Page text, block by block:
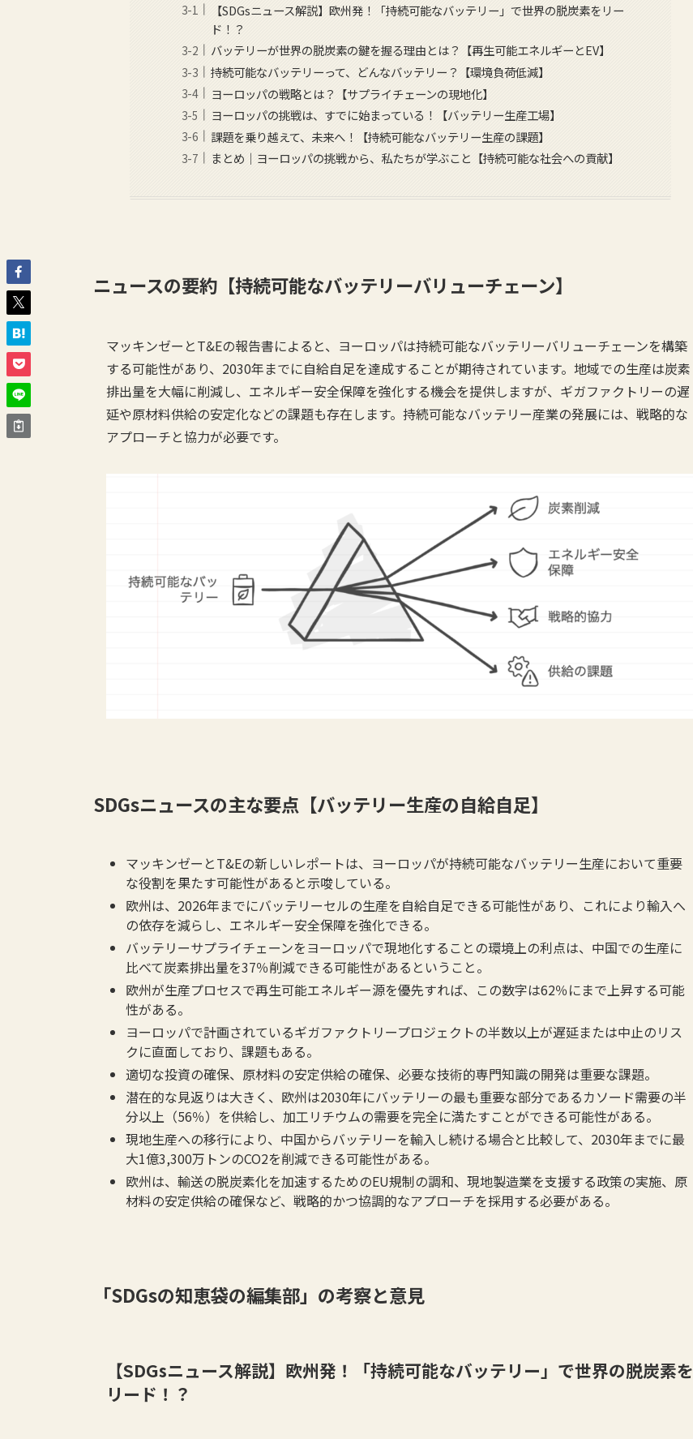
【SDGsニュース解説】欧州発！「持続可能なバッテリー」で世界の脱炭素をリー
ド！？
バッテリーが世界の脱炭素の鍵を握る理由とは？【再生可能エネルギーとEV】
持続可能なバッテリーって、どんなバッテリー？【環境負荷低減】
ヨーロッパの戦略とは？【サプライチェーンの現地化】
ヨーロッパの挑戦は、すでに始まっている！【バッテリー生産工場】
課題を乗り越えて、未来へ！【持続可能なバッテリー生産の課題】
まとめ｜ヨーロッパの挑戦から、私たちが学ぶこと【持続可能な社会への貢献】
ニュースの要約【持続可能なバッテリーバリューチェーン】
マッキンゼーとT&Eの報告書によると、ヨーロッパは持続可能なバッテリーバリューチェーンを構築
する可能性があり、2030年までに自給自足を達成することが期待されています。地域での生産は炭素
排出量を大幅に削減し、エネルギー安全保障を強化する機会を提供しますが、ギガファクトリーの遅
延や原材料供給の安定化などの課題も存在します。持続可能なバッテリー産業の発展には、戦略的な
アプローチと協力が必要です。
SDGsニュースの主な要点【バッテリー生産の自給自足】
マッキンゼーとT&Eの新しいレポートは、ヨーロッパが持続可能なバッテリー生産において重要
な役割を果たす可能性があると示唆している。
欧州は、2026年までにバッテリーセルの生産を自給自足できる可能性があり、これにより輸入へ
の依存を減らし、エネルギー安全保障を強化できる。
バッテリーサプライチェーンをヨーロッパで現地化することの環境上の利点は、中国での生産に
比べて炭素排出量を37％削減できる可能性があるということ。
欧州が生産プロセスで再生可能エネルギー源を優先すれば、この数字は62％にまで上昇する可能
性がある。
ヨーロッパで計画されているギガファクトリープロジェクトの半数以上が遅延または中止のリス
クに直面しており、課題もある。
適切な投資の確保、原材料の安定供給の確保、必要な技術的専門知識の開発は重要な課題。
潜在的な見返りは大きく、欧州は2030年にバッテリーの最も重要な部分であるカソード需要の半
分以上（56％）を供給し、加工リチウムの需要を完全に満たすことができる可能性がある。
現地生産への移行により、中国からバッテリーを輸入し続ける場合と比較して、2030年までに最
大1億3,300万トンのCO2を削減できる可能性がある。
欧州は、輸送の脱炭素化を加速するためのEU規制の調和、現地製造業を支援する政策の実施、原
材料の安定供給の確保など、戦略的かつ協調的なアプローチを採用する必要がある。
「SDGsの知恵袋の編集部」の考察と意見
【SDGsニュース解説】欧州発！「持続可能なバッテリー」で世界の脱炭素を
リード！？